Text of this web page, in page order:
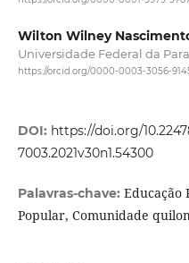
Wilton Wilney
Universidade Federal da
https://orcid.org/0000-0003-3056-
DOI: https://doi.org/
7003.2021v30n1.54300
Palavras-chave: Educação
Popular, Comunidade